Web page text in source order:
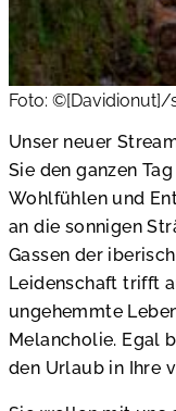
Foto: ©[Davidionut]/
Unser neuer
Sie den ganzen
Wohlfühlen und
an die sonnigen
Gassen der
Leidenschaft trifft
ungehemmte
Melancholie. Egal
den Urlaub in Ihre